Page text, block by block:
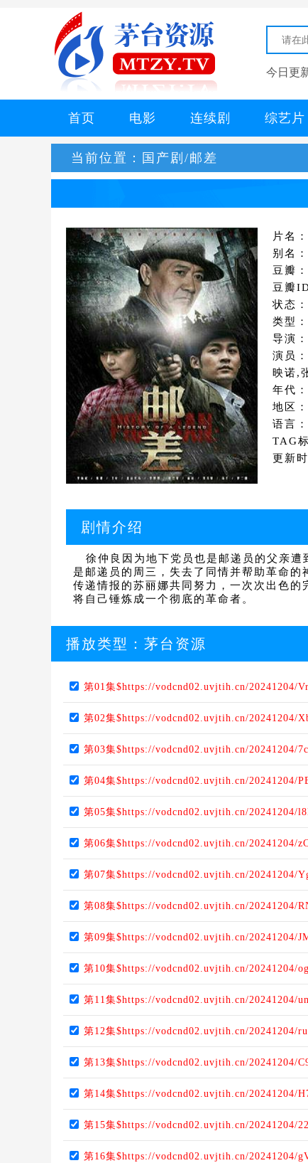
今日更
首页 电影 连续剧 综艺片
当前位置： 国产剧/邮差
片名
别名：
豆瓣
豆瓣
状态
类型
导演
演员
映诺,
年代
地区
语言
TAG
更新
剧情介绍
徐仲良因为地下党员也是邮递员的父亲遭
是邮递员的周三，失去了同情并帮助革命
传递情报的苏丽娜共同努力，一次次出色
将自己锤炼成一个彻底的革命者。
播放类型： 茅台资源
第01集$https://vodcnd02.uvjtih.cn/20241204/
第02集$https://vodcnd02.uvjtih.cn/20241204/
第03集$https://vodcnd02.uvjtih.cn/20241204/
第04集$https://vodcnd02.uvjtih.cn/20241204/
第05集$https://vodcnd02.uvjtih.cn/20241204/
第06集$https://vodcnd02.uvjtih.cn/20241204/
第07集$https://vodcnd02.uvjtih.cn/20241204/
第08集$https://vodcnd02.uvjtih.cn/20241204/
第09集$https://vodcnd02.uvjtih.cn/20241204/
第10集$https://vodcnd02.uvjtih.cn/20241204/
第11集$https://vodcnd02.uvjtih.cn/20241204/
第12集$https://vodcnd02.uvjtih.cn/20241204/
第13集$https://vodcnd02.uvjtih.cn/20241204/
第14集$https://vodcnd02.uvjtih.cn/20241204/
第15集$https://vodcnd02.uvjtih.cn/20241204/
第16集$https://vodcnd02.uvjtih.cn/20241204/